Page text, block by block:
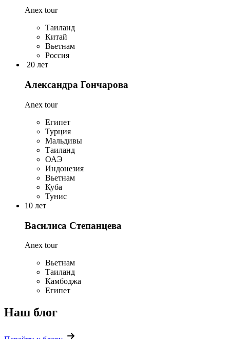
Anex tour
Таиланд
Китай
Вьетнам
Россия
20 лет
Александра Гончарова
Anex tour
Египет
Турция
Мальдивы
Таиланд
ОАЭ
Индонезия
Вьетнам
Куба
Тунис
10 лет
Василиса Степанцева
Anex tour
Вьетнам
Таиланд
Камбоджа
Египет
Наш блог